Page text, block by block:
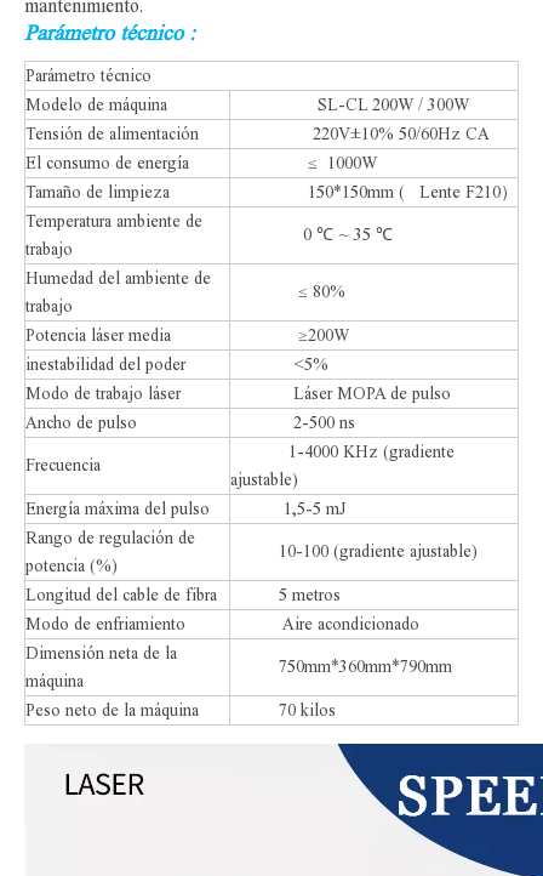
mantenimiento.
Parámetro técnico :
Parámetro técnico
Modelo de máquina
SL-CL 200W / 300W
Tensión de alimentación
220V±10% 50/60Hz CA
El consumo de energía
≤ 1000W
Tamaño de limpieza
150*150mm ( Lente F210）
Temperatura ambiente de
trabajo
0 ℃ ~ 35 ℃
Humedad del ambiente de
trabajo
≤ 80%
Potencia láser media
≥200W
inestabilidad del poder
<5%
Modo de trabajo láser
Láser MOPA de pulso
Ancho de pulso
2-500 ns
Frecuencia
1-4000 KHz (gradiente
ajustable)
Energía máxima del pulso
1,5-5 mJ
Rango de regulación de
potencia (%)
10-100 (gradiente ajustable)
Longitud del cable de fibra
5 metros
Modo de enfriamiento
Aire acondicionado
Dimensión neta de la
máquina
750mm*360mm*790mm
Peso neto de la máquina 70 kilos